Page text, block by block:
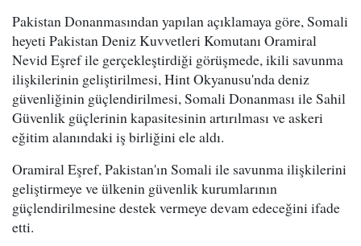
Pakistan Donanmasından yapılan açıklamaya göre, Somali
heyeti Pakistan Deniz Kuvvetleri Komutanı Oramiral
Nevid Eşref ile gerçekleştirdiği görüşmede, ikili savunma
ilişkilerinin geliştirilmesi, Hint Okyanusu'nda deniz
güvenliğinin güçlendirilmesi, Somali Donanması ile Sahil
Güvenlik güçlerinin kapasitesinin artırılması ve askeri
eğitim alanındaki iş birliğini ele aldı.
Oramiral Eşref, Pakistan'ın Somali ile savunma ilişkilerini
geliştirmeye ve ülkenin güvenlik kurumlarının
güçlendirilmesine destek vermeye devam edeceğini ifade
etti.